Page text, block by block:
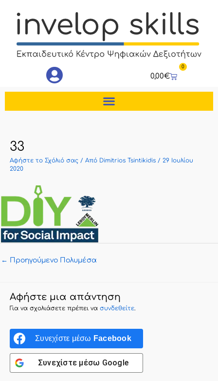
περιεχόμενο
0,00€
0
Cart
33
Αφήστε το Σχόλιό σας / Από Dimitrios Tsintikidis / 29 Ιουλίου
2020
← Προηγούμενο Πολυμέσα
Αφήστε μια απάντηση
Για να σχολιάσετε πρέπει να συνδεθείτε.
Συνεχίστε μέσω Facebook
Συνεχίστε μέσω Google